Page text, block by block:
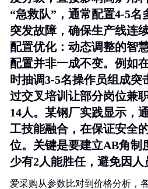
“急救队”，通常配置4-5名
突发故障，确保生产线连
配置优化：动态调整的智
配置并非一成不变。例如
时抽调3-5名操作员组成突
过交叉培训让部分岗位兼
14人。某钢厂实践显示，
工技能融合，在保证安全
位。关键是要建立AB角制
少有2人能胜任，避免因人
爱采购从参数比对到价格分析，